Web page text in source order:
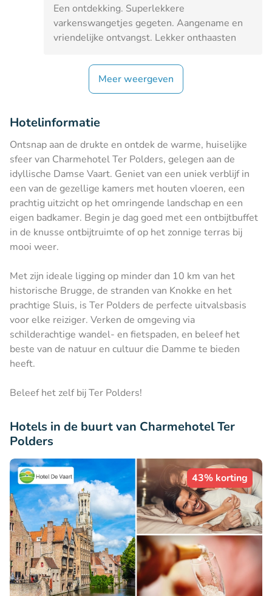
Een ontdekking. Superlekkere
varkenswangetjes gegeten. Aangename en
vriendelijke ontvangst. Lekker onthaasten
Meer weergeven
Hotelinformatie
Ontsnap aan de drukte en ontdek de warme, huiselijke
sfeer van Charmehotel Ter Polders, gelegen aan de
idyllische Damse Vaart. Geniet van een uniek verblijf in
een van de gezellige kamers met houten vloeren, een
prachtig uitzicht op het omringende landschap en een
eigen badkamer. Begin je dag goed met een ontbijtbuffet
in de knusse ontbijtruimte of op het zonnige terras bij
mooi weer.
Met zijn ideale ligging op minder dan 10 km van het
historische Brugge, de stranden van Knokke en het
prachtige Sluis, is Ter Polders de perfecte uitvalsbasis
voor elke reiziger. Verken de omgeving via
schilderachtige wandel- en fietspaden, en beleef het
beste van de natuur en cultuur die Damme te bieden
heeft.
Beleef het zelf bij Ter Polders!
Hotels in de buurt van Charmehotel Ter
Polders
43% korting